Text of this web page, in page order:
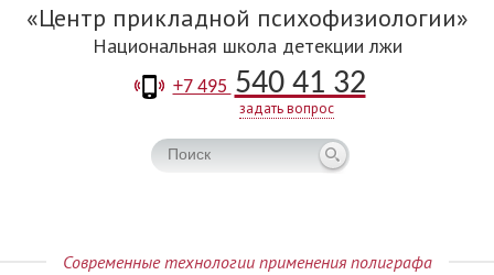
+7 495 540 41 32
задать вопрос
Центр прикладной психофизиологии
Национальная школа детекции лжи
Современные технологии применения полиграфа